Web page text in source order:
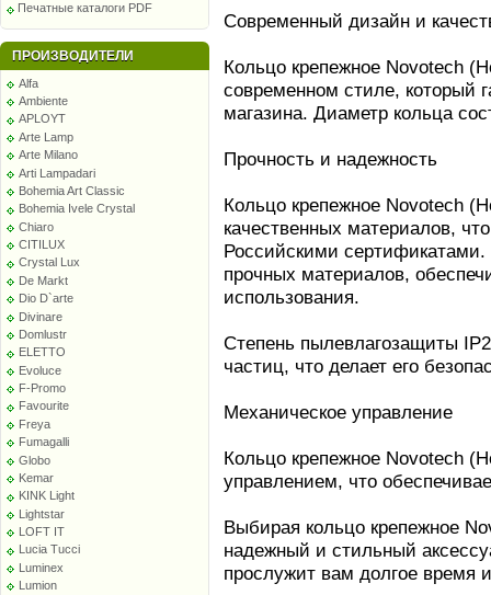
Печатные каталоги PDF
ПРОИЗВОДИТЕЛИ
Alfa
Ambiente
APLOYT
Arte Lamp
Arte Milano
Arti Lampadari
Bohemia Art Classic
Bohemia Ivele Crystal
Chiaro
CITILUX
Crystal Lux
De Markt
Dio D`arte
Divinare
Domlustr
ELETTO
Evoluce
F-Promo
Favourite
Freya
Fumagalli
Globo
Kemar
KINK Light
Lightstar
LOFT IT
Lucia Tucci
Luminex
Lumion
Современный дизайн и
Кольцо крепежное Novotech
современном стиле, который
магазина. Диаметр кольца
Прочность и надежность
Кольцо крепежное Novotech
качественных материалов,
Российскими сертификатами.
прочных материалов,
использования.
Степень пылевлагозащиты
частиц, что делает его
Механическое управление
Кольцо крепежное Novotech
управлением, что
Выбирая кольцо крепежное
надежный и стильный
прослужит вам долгое время